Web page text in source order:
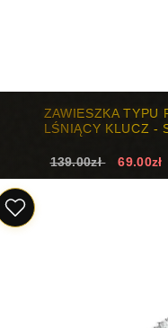
ZAWIESZKA TYPU
LŚNIĄCY KLUCZ -
139.00zł 69.00zł